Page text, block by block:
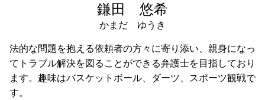
法的な問題を抱える依頼者の方々に寄り添い、親身になっ
てトラブル解決を図ることができる弁護士を目指しており
ます。趣味はバスケットボール、ダーツ、スポーツ観戦で
す。
鎌田 悠希
かまだ ゆうき